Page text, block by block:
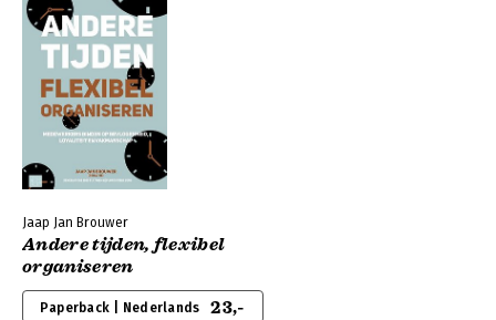
Jaap Jan Brouwer
Andere tijden, flexibel
organiseren
Paperback | Nederlands 23,-